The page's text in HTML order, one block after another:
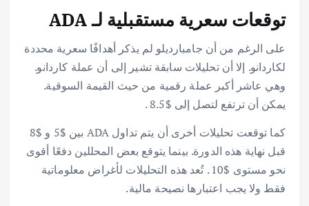
توقعات سعرية مستقبلية لـ ADA
على الرغم من أن جامبارديلو لم يذكر أهدافًا سعرية محددة
لكاردانو. إلا أن تحليلات سابقة تشير إلى أن عملة كاردانو.
وهي عاشر أكبر عملة رقمية من حيث القيمة السوقية.
يمكن أن ترتفع لتصل إلى $8.5 .
كما توقعت تحليلات أخرى أن يتم تداول ADA بين $5 و $8
قبل نهاية هذه الدورة. بينما يتوقع بعض المحللين دفعًا أقوى
نحو مستوى $10 . تُعد هذه التحليلات لأغراض معلوماتية
فقط ولا يجب اعتبارها نصيحة مالية.